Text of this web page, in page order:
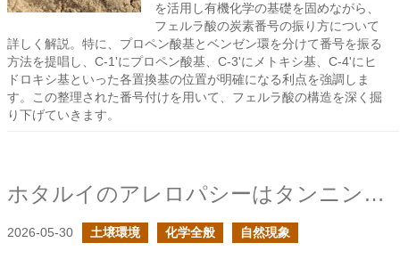
を活用し有機化学の基礎を固めながら、
フェルラ酸の炭素番号の振り方について
詳しく解説。特に、プロペン酸基とベンゼン環を分けて番号を振る
方法を提唱し、C-1'にプロペン酸基、C-3'にメトキシ基、C-4'にヒ
ドロキシ基といった各置換基の位置が明確になる利点を強調しま
す。この整理された番号付けを用いて、フェルラ酸の構造を深く掘
り下げていきます。
ホタルイのアレロパシーはタンニンによって有効化できるか？
2026-05-30 土壌環境 化学全般 自然現象